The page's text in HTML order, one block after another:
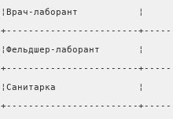
¦Врач-лаборант
+------------------------
¦Фельдшер-лаборант
+------------------------
¦Санитарка               ¦
+------------------------